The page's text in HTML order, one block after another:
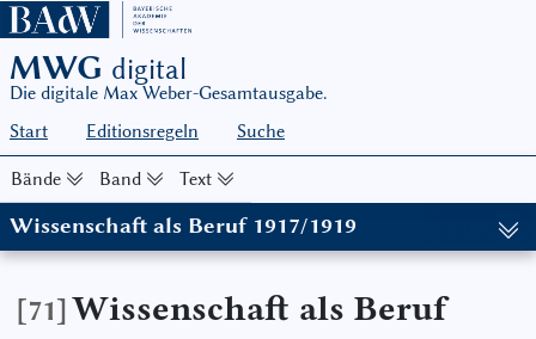
MWG digital
Die digitale Max Weber-Gesamtausgabe.
Start
Editionsregeln Suche
Bände Band Text
Wissenschaft als Beruf 1917/1919
(in: MWG I/17, hg. von Wolfgang J. Mommsen und Wolfgang
[71] Wissenschaft als Beruf